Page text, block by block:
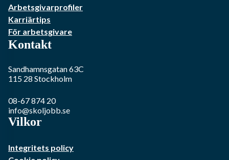
Arbetsgivarprofiler
Karriärtips
För arbetsgivare
Kontakt
Sandhamnsgatan 63C
115 28 Stockholm
08-67 874 20
info@skoljobb.se
Vilkor
Integritets policy